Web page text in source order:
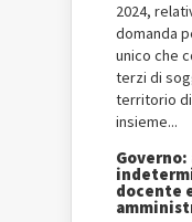
2024,
domanda
unico che
terzi di
territorio di
insieme...
docente